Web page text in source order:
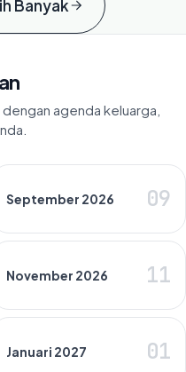
Banyak
agenda keluarga,
September 2026 09
November 2026 11
Januari 2027 01